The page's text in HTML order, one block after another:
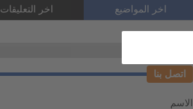
اخر المواضيع اخر التعليقات
اتصل بنا
الاسم